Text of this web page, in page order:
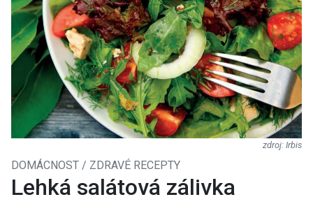
Irbis
DOMÁCNOST / ZDRAVÉ RECEPTY
Lehká salátová zálivka